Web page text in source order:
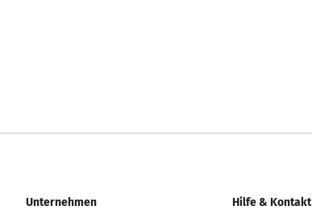
Unternehmen Hilfe & Kontakt